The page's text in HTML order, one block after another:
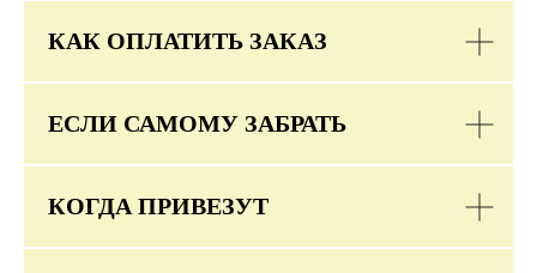
КАК ОПЛАТИТЬ ЗАКАЗ
ЕСЛИ САМОМУ ЗАБРАТЬ
КОГДА ПРИВЕЗУТ